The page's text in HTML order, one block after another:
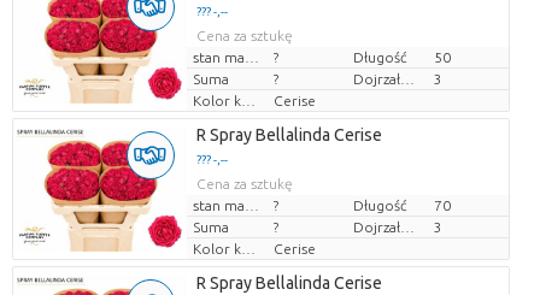
??? -,--
Cena za sztukę
? Długość
50
Suma
?
3
Kolor kwiatów
Cerise
R Spray Bellalinda Cerise
??? -,--
Cena za sztukę
? Długość
70
Suma
?
3
Kolor kwiatów
Cerise
R Spray Bellalinda Cerise